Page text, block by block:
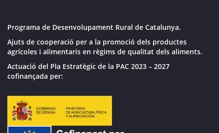
Programa de Desenvolupament Rural de Catalunya.
Ajuts de cooperació per a la promoció dels productes
agrícoles i alimentaris en règims de qualitat dels aliments.
Actuació del Pla Estratègic de la PAC 2023 – 2027
cofinançada per: